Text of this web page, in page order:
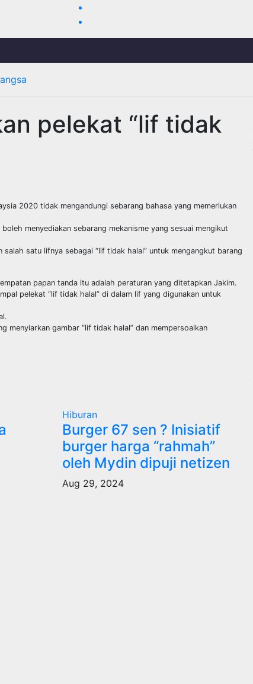
pelekat “lif tidak
2020 tidak mengandungi sebarang bahasa yang memerlukan
menyediakan sebarang mekanisme yang sesuai mengikut
satu lifnya sebagai “lif tidak halal” untuk mengangkut barang
papan tanda itu adalah peraturan yang ditetapkan Jakim.
pelekat “lif tidak halal” di dalam lif yang digunakan untuk
menyiarkan gambar “lif tidak halal” dan mempersoalkan
Hiburan
Burger 67 sen ? Inisiatif
burger harga “rahmah”
oleh Mydin dipuji netizen
Aug 29, 2024